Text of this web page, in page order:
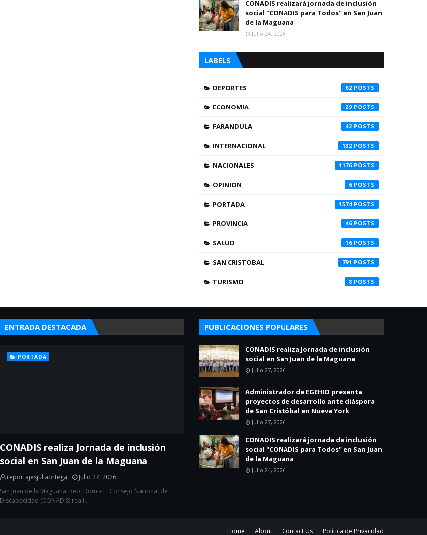
CONADIS realizará jornada de inclusión
social "CONADIS para Todos" en San Juan
de la Maguana
Julio 24, 2026
LABELS
DEPORTES 62
ECONOMIA 29
FARANDULA 42
INTERNACIONAL 132
NACIONALES 1176
OPINION 6
PORTADA 1574
PROVINCIA 46
SALUD 16
SAN CRISTOBAL 791
TURISMO 8
ENTRADA DESTACADA
PORTADA
CONADIS realiza Jornada de inclusión
social en San Juan de la Maguana
reportajesjuliaortega
Julio 27, 2026
San Juan de la Maguana, Rep. Dom.– El Consejo Nacional de
Discapacidad (CONADIS) reali…
PUBLICACIONES POPULARES
CONADIS realiza Jornada de inclusión
social en San Juan de la Maguana
Julio 27, 2026
Administrador de EGEHID presenta
proyectos de desarrollo ante diáspora
de San Cristóbal en Nueva York
Julio 27, 2026
CONADIS realizará jornada de inclusión
social "CONADIS para Todos" en San Juan
de la Maguana
Julio 24, 2026
Home About Contact Us Política de Privacidad